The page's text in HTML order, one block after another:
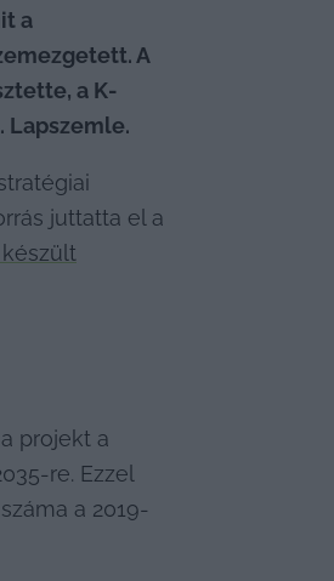
a
A
a K-
Lapszemle.
juttatta el a
készült
projekt a
re. Ezzel
a 2019-